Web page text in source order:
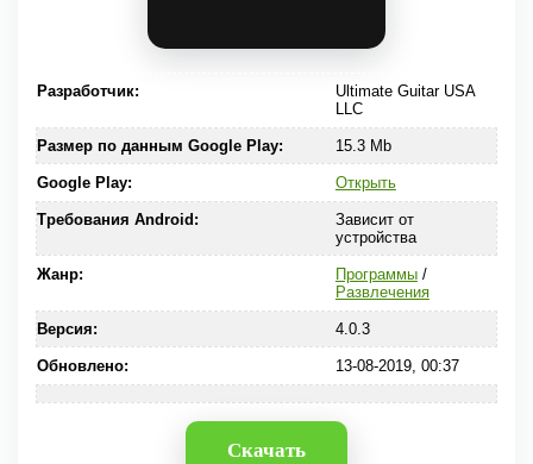
Разработчик:
Ultimate Guitar USA
LLC
Размер по данным Google Play: 15.3 Mb
Google Play: Открыть
Требования Android:
Зависит от
устройства
Жанр: Программы/
Развлечения
Версия: 4.0.3
Обновлено: 13-08-2019, 00:37
Скачать